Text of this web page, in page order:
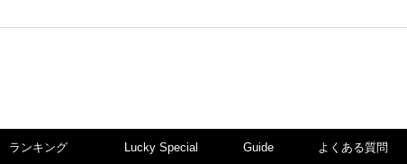
ランキング Lucky Special Guide よくある質問